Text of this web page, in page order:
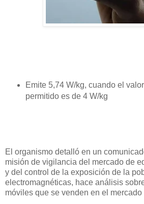
Emite 5,74 W/kg, cuando el
permitido es de 4 W/kg
El organismo detalló en un
misión de vigilancia del mercado de
y del control de la exposición de la
electromagnéticas, hace análisis
móviles que se venden en el mercado